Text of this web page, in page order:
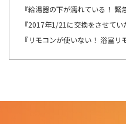
『給湯器の下が濡れている！